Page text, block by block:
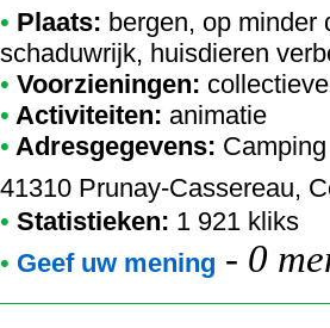
• Plaats: bergen, op minder
schaduwrijk, huisdieren
• Voorzieningen:
• Activiteiten: animatie
• Adresgegevens:
41310 Prunay-Cassereau,
• Statistieken: 1 921 kliks
• Geef uw mening - 0